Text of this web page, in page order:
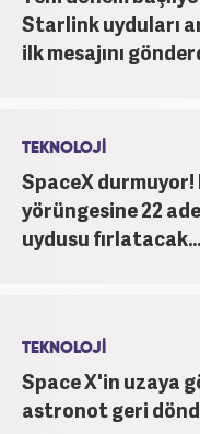
Starlink uyduları
ilk mesajını
TEKNOLOJİ
SpaceX durmuyor!
yörüngesine 22
uydusu fırlatacak...
TEKNOLOJİ
Space X'in uzaya
astronot geri